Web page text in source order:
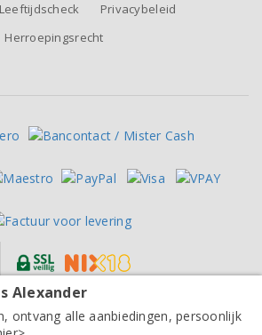
Pouilly-Fumé Mosaïque 2023
Leeftijdscheck
Privacybeleid
Herroepingsrecht
BTW, exclusief eventuele verzendkosten.
Alexander
ontvang alle aanbiedingen, persoonlijk